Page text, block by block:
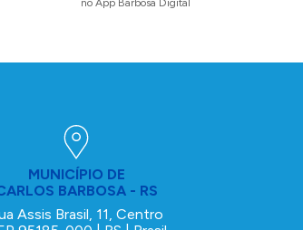
no App Barbosa Digital
MUNICÍPIO DE
BARBOSA - RS
Assis Brasil, 11, Centro